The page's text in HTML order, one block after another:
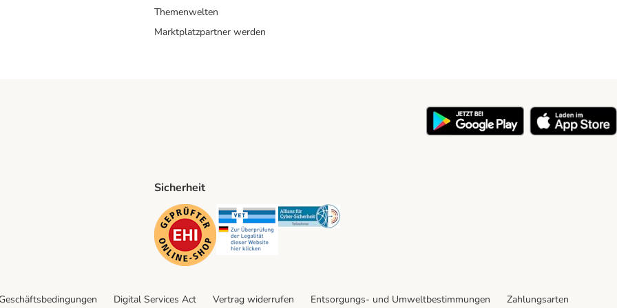
Themenwelten
Marktplatzpartner werden
Method
Sicherheit
Security Security Security
Digital Services Act Vertrag widerrufen Entsorgungs- und Umweltbestimmungen Zahlungsarten